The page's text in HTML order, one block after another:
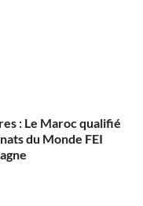
: Le Maroc qualifié
du Monde FEI